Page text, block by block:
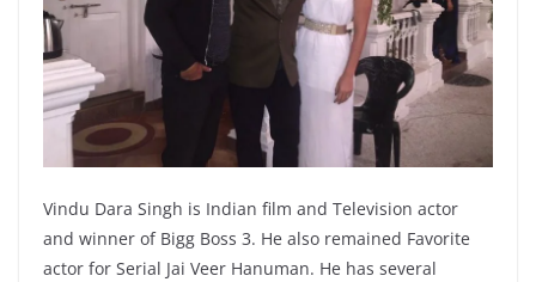
Vindu Dara Singh is Indian film and Television actor
and winner of Bigg Boss 3. He also remained Favorite
actor for Serial Jai Veer Hanuman. He has several